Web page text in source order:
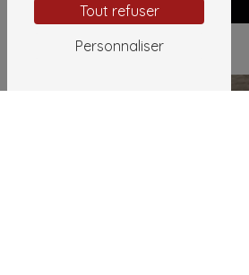
Tout refuser
Personnaliser